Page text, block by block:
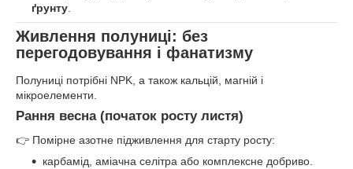
ґрунту
Живлення полуниці: без
перегодовування і фанатизму
Полуниці потрібні NPK, а також кальцій, магній і
мікроелементи.
Рання весна (початок росту листя)
👉 Помірне азотне підживлення для старту росту:
карбамід, аміачна селітра або комплексне добриво.